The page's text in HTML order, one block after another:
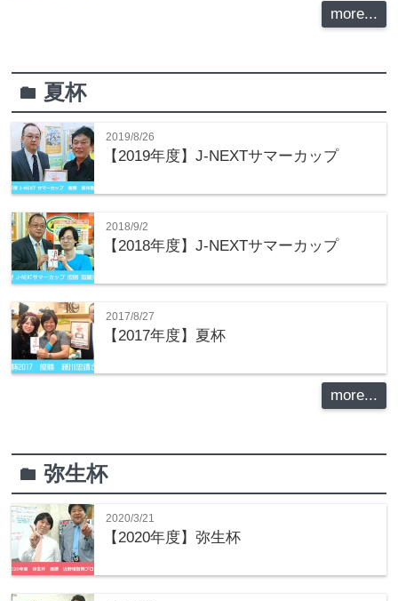
more...
folder 夏杯
2019/8/26
【2019年度】J-NEXTサマーカップ
2018/9/2
【2018年度】J-NEXTサマーカップ
2017/8/27
【2017年度】夏杯
more...
folder 弥生杯
2020/3/21
【2020年度】弥生杯